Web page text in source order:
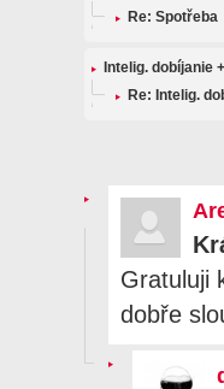
Re: Spotřeba
Intelig. dobíjanie
Re: Intelig.
Gratuluji
dobře